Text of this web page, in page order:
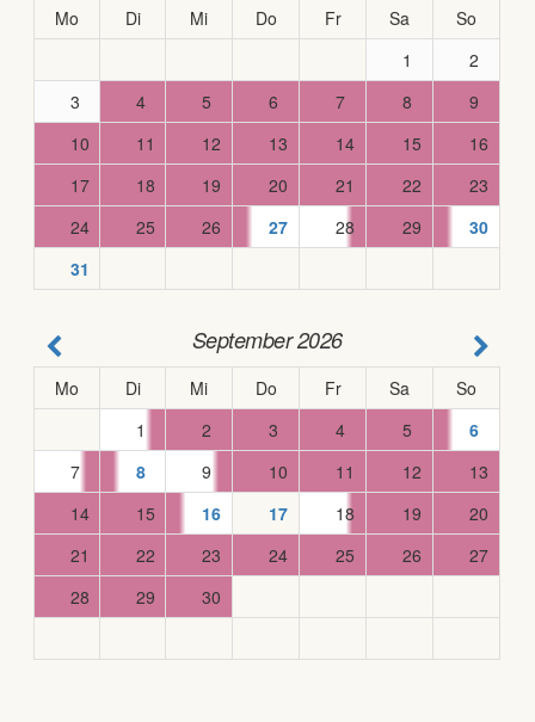
Mo Di Mi Do Fr Sa
So
1
2
3
4 5 6 7 8
9
10
11 12 13 14 15
16
17
18 19 20 21 22
23
24
25 26 27 28 29
30
31
September 2026
Mo Di Mi Do Fr Sa
So
1
2 3 4 5
6
7
8 9 10 11 12
13
14
15 16 17 18 19
20
21
22 23 24 25 26
27
28
29 30